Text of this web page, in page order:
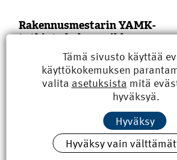
Rakennusmestarin YAMK-
tutkinto hakee paikkaansa
TALK 2026 kokosi 26.–27.3. Tampereelle
rakennusalan ammattikorkeakoulujen
tutkintovastaavat ja opinto-ohjaajat.
Osallistujia puhutti etenkin
rakennusmestarin YAMK-tutkinto.
ylemmän ammattikorkeakoulututkinnon
rooli on puhuttanut viime ­aikoina. ­
Aiheesta...
Tämä sivusto käyttää
käyttökokemuksen
valita asetuksista mitä
hyväksyä.
Hyväksy
Hyväksy vain